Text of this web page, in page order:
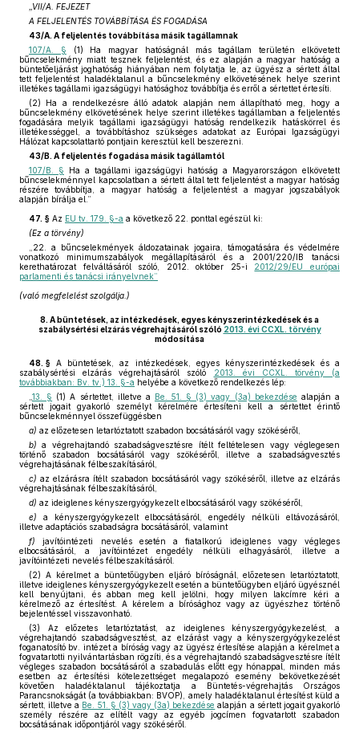
„VII/A. FEJEZET
A FELJELENTÉS TOVÁBBÍTÁSA ÉS FOGADÁSA
43/A. A feljelentés továbbítása másik tagállamnak
107/A. § (1) Ha magyar hatóságnál más tagállam területén elkövetett
bűncselekmény miatt tesznek feljelentést, és ez alapján a magyar hatóság a
büntetőeljárást joghatóság hiányában nem folytatja le, az ügyész a sértett által
tett feljelentést haladéktalanul a bűncselekmény elkövetésének helye szerint
illetékes tagállami igazságügyi hatósághoz továbbítja és erről a sértettet értesíti.
(2) Ha a rendelkezésre álló adatok alapján nem állapítható meg, hogy a
bűncselekmény elkövetésének helye szerint illetékes tagállamban a feljelentés
fogadására melyik tagállami igazságügyi hatóság rendelkezik hatáskörrel és
illetékességgel, a továbbításhoz szükséges adatokat az Európai Igazságügyi
Hálózat kapcsolattartó pontjain keresztül kell beszerezni.
43/B. A feljelentés fogadása másik tagállamtól
107/B. § Ha a tagállami igazságügyi hatóság a Magyarországon elkövetett
bűncselekménnyel kapcsolatban a sértett által tett feljelentést a magyar hatóság
részére továbbítja, a magyar hatóság a feljelentést a magyar jogszabályok
alapján bírálja el.”
47. § Az EU tv. 179. §-a a következő 22. ponttal egészül ki:
(Ez a törvény)
„22. a bűncselekmények áldozatainak jogaira, támogatására és védelmére
vonatkozó minimumszabályok megállapításáról és a 2001/220/IB tanácsi
kerethatározat felváltásáról szóló, 2012. október 25-i 2012/29/EU európai
parlamenti és tanácsi irányelvnek”
(való megfelelést szolgálja.)
8. A büntetések, az intézkedések, egyes kényszerintézkedések és a
szabálysértési elzárás végrehajtásáról szóló 2013. évi CCXL. törvény
módosítása
48. § A büntetések, az intézkedések, egyes kényszerintézkedések és a
szabálysértési elzárás végrehajtásáról szóló
2013. évi CCXL. törvény (a
továbbiakban: Bv. tv.) 13. §-a helyébe a következő rendelkezés lép:
13. § (1) A sértettet, illetve a Be. 51. § (3) vagy (3a) bekezdése alapján a
sértett jogait gyakorló személyt kérelmére értesíteni kell a sértettet érintő
bűncselekménnyel összefüggésben
a) az előzetesen letartóztatott szabadon bocsátásáról vagy szökéséről,
b) a végrehajtandó szabadságvesztésre ítélt feltételesen vagy véglegesen
történő szabadon bocsátásáról vagy szökéséről, illetve a szabadságvesztés
végrehajtásának félbeszakításáról,
c) az elzárásra ítélt szabadon bocsátásáról vagy szökéséről, illetve az elzárás
végrehajtásának félbeszakításáról,
d) az ideiglenes kényszergyógykezelt elbocsátásáról vagy szökéséről,
e) a kényszergyógykezelt elbocsátásáról, engedély nélküli eltávozásáról,
illetve adaptációs szabadságra bocsátásáról, valamint
f) javítóintézeti nevelés esetén a fiatalkorú ideiglenes vagy végleges
elbocsátásáról, a javítóintézet engedély nélküli elhagyásáról, illetve a
javítóintézeti nevelés félbeszakításáról.
(2) A kérelmet a büntetőügyben eljáró bíróságnál, előzetesen letartóztatott,
illetve ideiglenes kényszergyógykezelt esetén a büntetőügyben eljáró ügyésznél
kell benyújtani, és abban meg kell jelölni, hogy milyen lakcímre kéri a
kérelmező az értesítést. A kérelem a bírósághoz vagy az ügyészhez történő
bejelentéssel visszavonható.
(3) Az előzetes letartóztatást, az ideiglenes kényszergyógykezelést, a
végrehajtandó szabadságvesztést, az elzárást vagy a kényszergyógykezelést
foganatosító bv. intézet a bíróság vagy az ügyész értesítése alapján a kérelmet a
fogvatartotti nyilvántartásban rögzíti, és a végrehajtandó szabadságvesztésre ítélt
végleges szabadon bocsátásáról a szabadulás előtt egy hónappal, minden más
esetben az értesítési kötelezettséget megalapozó esemény bekövetkezését
követően haladéktalanul tájékoztatja a Büntetés-végrehajtás Országos
Parancsnokságát (a továbbiakban: BVOP), amely haladéktalanul értesítést küld a
sértett, illetve a Be. 51. § (3) vagy (3a) bekezdése alapján a sértett jogait gyakorló
személy részére az elítélt vagy az egyéb jogcímen fogvatartott szabadon
bocsátásának időpontjáról vagy szökéséről.